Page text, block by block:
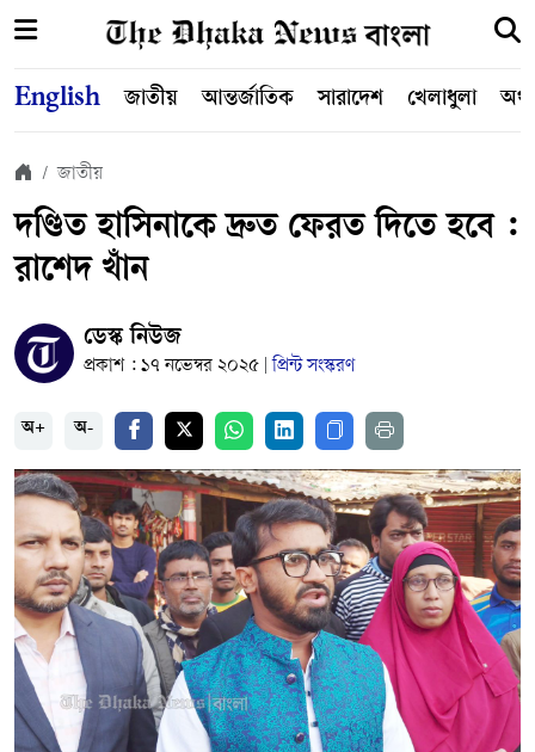
English জাতীয় আন্তর্জাতিক সারাদেশ খেলাধুলা
জাতীয়
দণ্ডিত হাসিনাকে দ্রুত ফেরত দিতে হবে :
রাশেদ খাঁন
ডেস্ক নিউজ
প্রকাশ : ১৭ নভেম্বর ২০২৫ প্রিন্ট সংস্করণ
অ+ অ-